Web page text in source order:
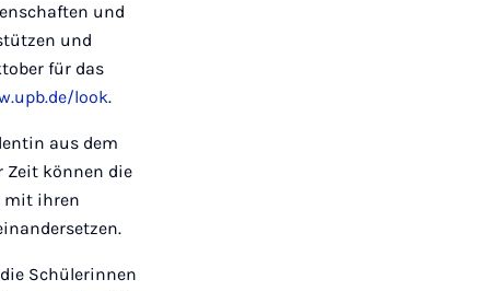
und
und
für das
look.
aus dem
Zeit können die
mit ihren
Schülerinnen